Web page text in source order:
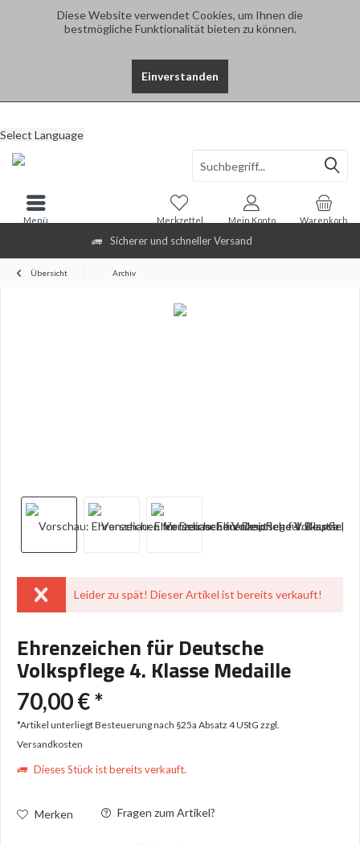
Diese Website verwendet Cookies, um Ihnen die
bestmögliche Funktionalität bieten zu können.
Einverstanden
Sicherer und schneller Versand
Select Language
Warenkorb
Merkzettel Mein Konto
Menü
Übersicht Archiv
Leider zu spät! Dieser Artikel ist bereits verkauft!
Ehrenzeichen für Deutsche
Volkspflege 4. Klasse Medaille
70,00 € *
*Artikel unterliegt Besteuerung nach §25a Absatz 4 UStG zzgl.
Versandkosten
Dieses Stück ist bereits verkauft.
Merken Fragen zum Artikel?